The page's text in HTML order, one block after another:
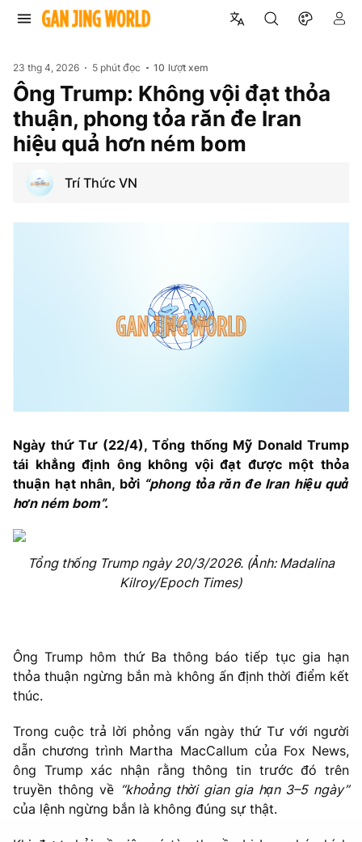
23 thg 4, 2026 5 phút đọc 10 lượt xem
Ông Trump: Không vội đạt thỏa
thuận, phong tỏa răn đe Iran
hiệu quả hơn ném bom
Trí Thức VN
Ngày thứ Tư (22/4), Tổng thống Mỹ Donald Trump
tái khẳng định ông không vội đạt được một thỏa
thuận hạt nhân, bởi“phong tỏa răn đe Iran hiệu quả
hơn ném bom”.
Tổng thống Trump ngày 20/3/2026. (Ảnh: Madalina
Kilroy/Epoch Times)
Ông Trump hôm thứ Ba thông báo tiếp tục gia hạn
thỏa thuận ngừng bắn mà không ấn định thời điểm kết
thúc.
Trong cuộc trả lời phỏng vấn ngày thứ Tư với người
dẫn chương trình Martha MacCallum của Fox News,
ông Trump xác nhận rằng thông tin trước đó trên
truyền thông về “khoảng thời gian gia hạn 3–5 ngày”
của lệnh ngừng bắn là không đúng sự thật.